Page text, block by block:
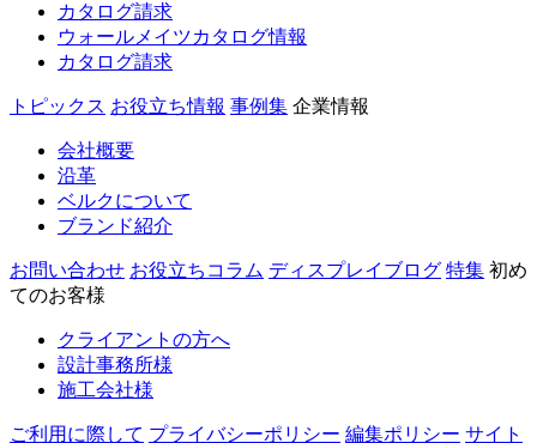
カタログ請求
ウォールメイツカタログ情報
カタログ請求
トピックス お役立ち情報 事例集 企業情報
会社概要
沿革
ベルクについて
ブランド紹介
お問い合わせ お役立ちコラム ディスプレイブログ 特集 初め
てのお客様
クライアントの方へ
設計事務所様
施工会社様
ご利用に際して プライバシーポリシー 編集ポリシー サイト